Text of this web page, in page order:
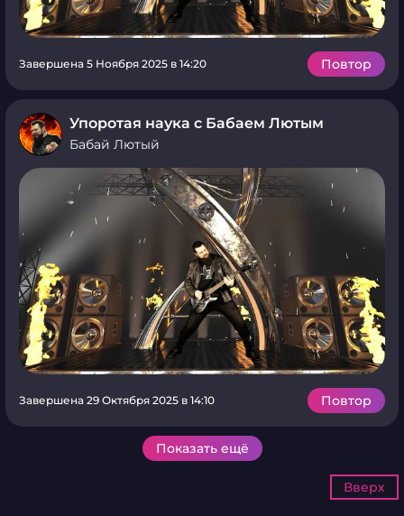
Завершена 5 Ноября 2025 в 14:20 Повтор
Упоротая наука с Бабаем Лютым
Бабай Лютый
Завершена 29 Октября 2025 в 14:10 Повтор
Показать ещё
Вверх